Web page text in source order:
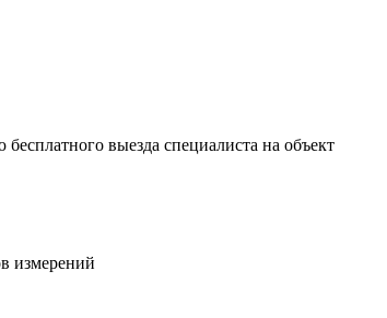
выезда специалиста на объект
измерений